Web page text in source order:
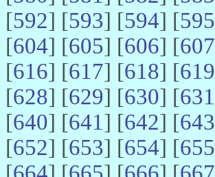
[592] [593] [594] [595
[604] [605] [606] [607
[616] [617] [618] [619
[628] [629] [630] [631
[640] [641] [642] [643
[652] [653] [654] [655